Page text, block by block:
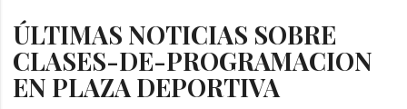
ÚLTIMAS NOTICIAS SOBRE
CLASES-DE-PROGRAMACION
EN PLAZA DEPORTIVA